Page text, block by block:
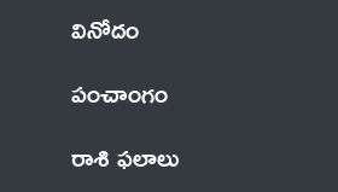
వినోదం
పంచాంగం
రాశి ఫలాలు